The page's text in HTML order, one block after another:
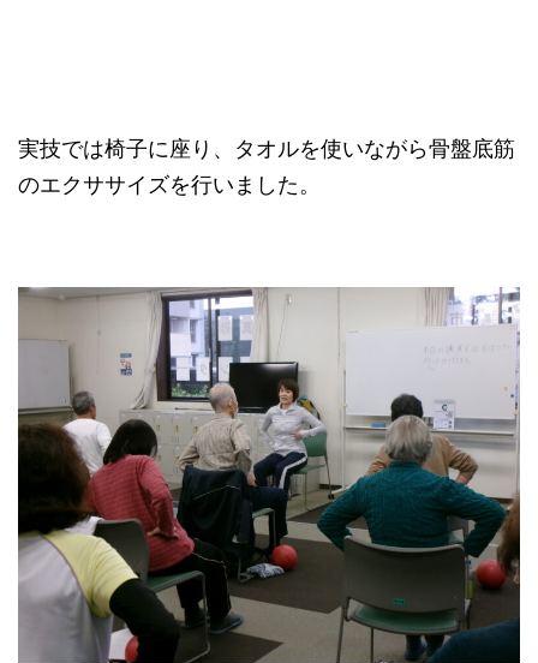
実技では椅子に座り、タオルを使いながら骨盤底筋
のエクササイズを行いました。